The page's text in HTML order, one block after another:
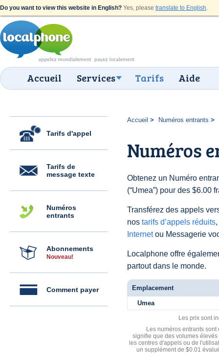
Do you want to view this website in English? Yes, please translate to English.
Accueil Services Tarifs Aide
Tarifs d'appel
Tarifs de
message texte
Numéros
entrants
Abonnements
Nouveau!
Comment payer
Accueil Numéros entrants
Numéros
Obtenez un Numéro
(“Umea”) pour des $6.00
Transférez des appels
nos tarifs d’appels réduits
Internetou Messagerie
Localphone offre
partout dans le monde.
Emplacement
Umea
Les prix sont
Les numéros entrants
signifie que des volumes
les centres d'appels ou de
un supplément de $0.01